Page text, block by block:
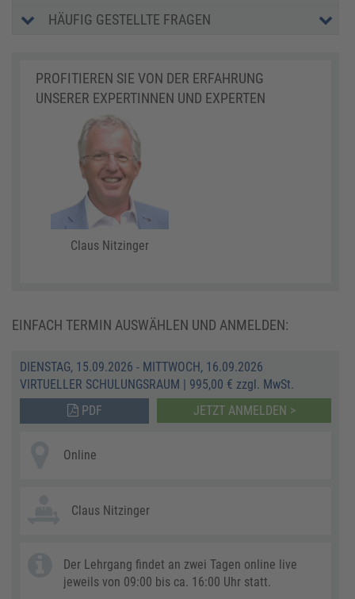
HÄUFIG GESTELLTE FRAGEN
PROFITIEREN SIE VON DER ERFAHRUNG
UNSERER EXPERTINNEN UND EXPERTEN
Claus Nitzinger
EINFACH TERMIN AUSWÄHLEN UND ANMELDEN:
DIENSTAG, 15.09.2026 - MITTWOCH, 16.09.2026
VIRTUELLER SCHULUNGSRAUM
995,00 € zzgl. MwSt.
PDF
JETZT ANMELDEN >
Online
Claus Nitzinger
Der Lehrgang findet an zwei Tagen online live
jeweils von 09:00 bis ca. 16:00 Uhr statt.